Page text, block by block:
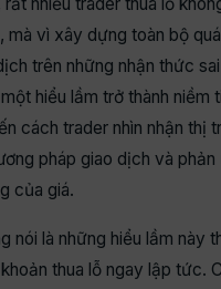
mà vì xây dựng toàn bộ
trên những nhận thức
hiểu lầm trở thành niềm
cách trader nhìn nhận thị
pháp giao dịch và
của giá.
nói là những hiểu lầm này
thua lỗ ngay lập tức.